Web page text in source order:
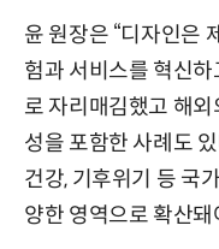
윤 원장은 “디자인은
험과 서비스를 혁신
로 자리매김했고 해
성을 포함한 사례도
건강, 기후위기 등 국
양한 영역으로 확산돼